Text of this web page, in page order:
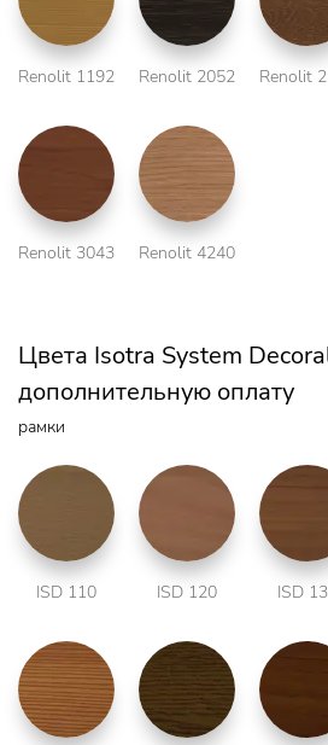
Renolit 1192 Renolit 2052 Renolit
Renolit 3043 Renolit 4240
Цвета Isotra System
дополнительную оплату
рамки
ISD 110 ISD 120 ISD